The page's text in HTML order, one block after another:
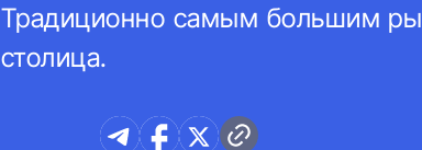
Традиционно самым большим
столица.